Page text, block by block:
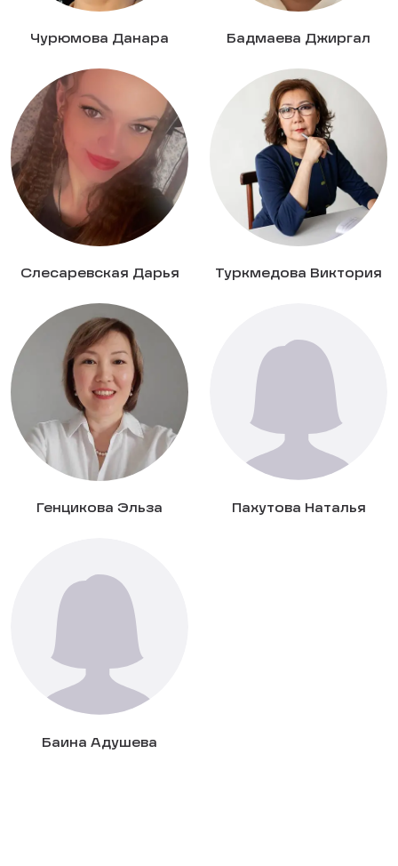
Чурюмова Данара Бадмаева Джиргал
Слесаревская Дарья Туркмедова Виктория
Генцикова Эльза Пахутова Наталья
Баина Адушева